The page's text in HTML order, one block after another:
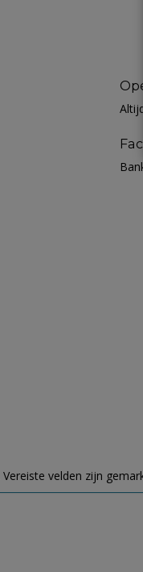
Vereiste velden zijn